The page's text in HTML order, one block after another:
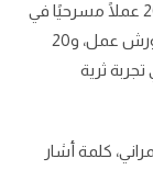
النجاحات .وأفاد أن المهرجان سيشهد مشاركة 20 عملًا مسرحيًا في
مسارين مختلفين، إضافة إلى 3 ندوات حوارية، 3 ورش عمل، و20
في تجربة ثرية
كلمة أشار